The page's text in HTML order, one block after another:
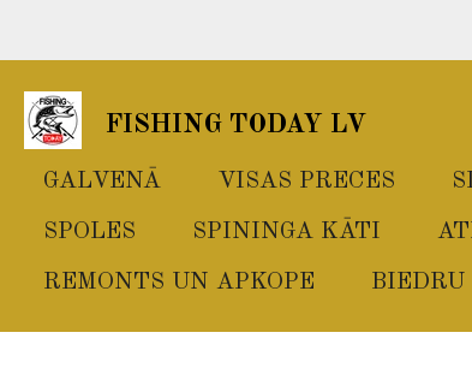
to
main
content
FISHING TODAY LV
GALVENĀ VISAS PRECES
SPOLES SPININGA KĀTI
REMONTS UN APKOPE BIEDRU